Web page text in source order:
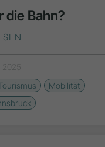
die Bahn?
Mobilität